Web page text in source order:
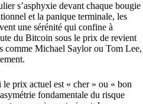
s’asphyxie devant chaque bougie
et la panique terminale, les
une sérénité qui confine à
du Bitcoin sous le prix de revient
comme Michael Saylor ou Tom Lee,
le prix actuel est « cher » ou « bon
fondamentale du risque